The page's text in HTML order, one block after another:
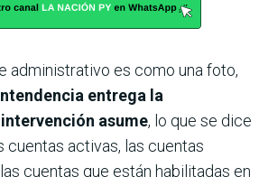
administrativo es como una foto,
entrega la
asume, lo que se dice
cuentas activas, las cuentas
cuentas que están habilitadas en